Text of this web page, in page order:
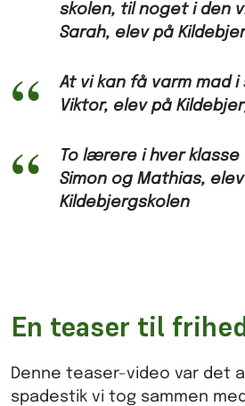
skolen, til noget i den
Sarah, elev på
At vi kan få varm mad
Viktor, elev på
To lærere i hver klasse
Simon og Mathias,
Kildebjergskolen
En teaser til
Denne teaser-video var det
spadestik vi tog sammen